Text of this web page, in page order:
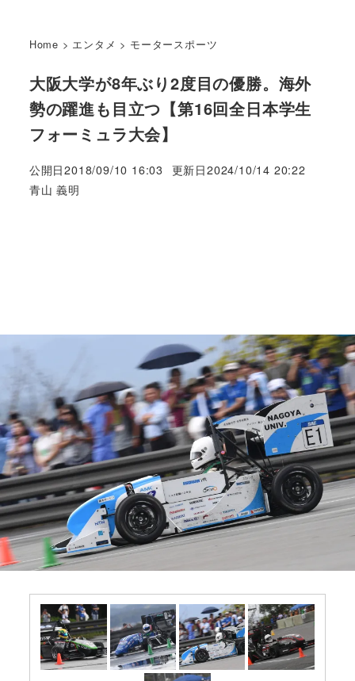
Home > エンタメ > モータースポーツ
大阪大学が8年ぶり2度目の優勝。海外
勢の躍進も目立つ【第16回全日本学生
フォーミュラ大会】
公開日2018/09/10 16:03 更新日2024/10/14 20:22
著
青山 義明